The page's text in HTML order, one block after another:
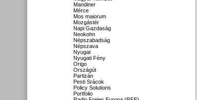
Mandiner
Mérce
Mos maiorum
Mozgástér
Napi Gazdaság
Neokohn
Népszabadság
Népszava
Nyugat
Nyugati Fény
Origo
Országút
Partizán
Pesti Srácok
Policy Solutions
Portfolio